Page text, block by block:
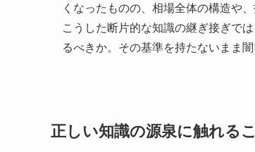
くなったものの、相場全体の構造や
こうした断片的な知識の継ぎ接ぎで
るべきか。その基準を持たないまま
正しい知識の源泉に触れる